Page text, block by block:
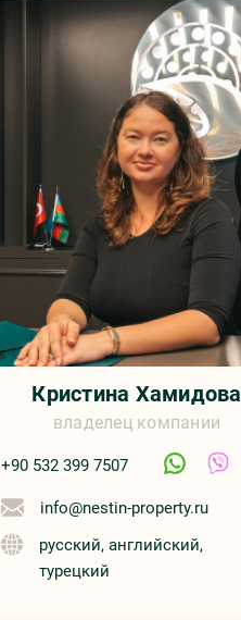
Кристина Хамидова
владелец компании
+90 532 399 7507
info@nestin-property.ru
русский, английский,
турецкий